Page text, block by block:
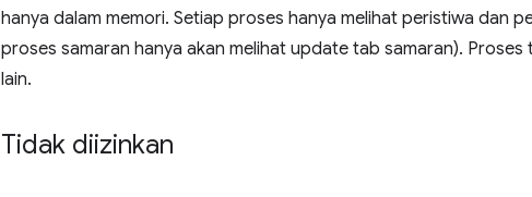
hanya dalam memori. Setiap proses hanya melihat peristiwa dan
proses samaran hanya akan melihat update tab samaran).
lain.
Tidak diizinkan